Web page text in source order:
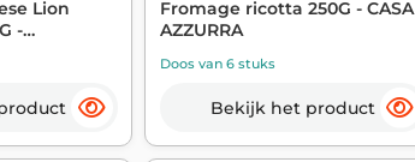
Lion
-
Fromage ricotta 250G - CASA
AZZURRA
Doos van 6 stuks
Bekijk het product